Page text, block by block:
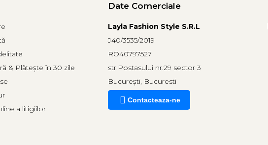
& Plătește în 30 zile
a litigiilor
Date Comerciale
Layla Fashion Style S.R.L
J40/3535/2019
RO40797527
str.Postasului nr.29 sector 3
București, Bucuresti
Contacteaza-ne